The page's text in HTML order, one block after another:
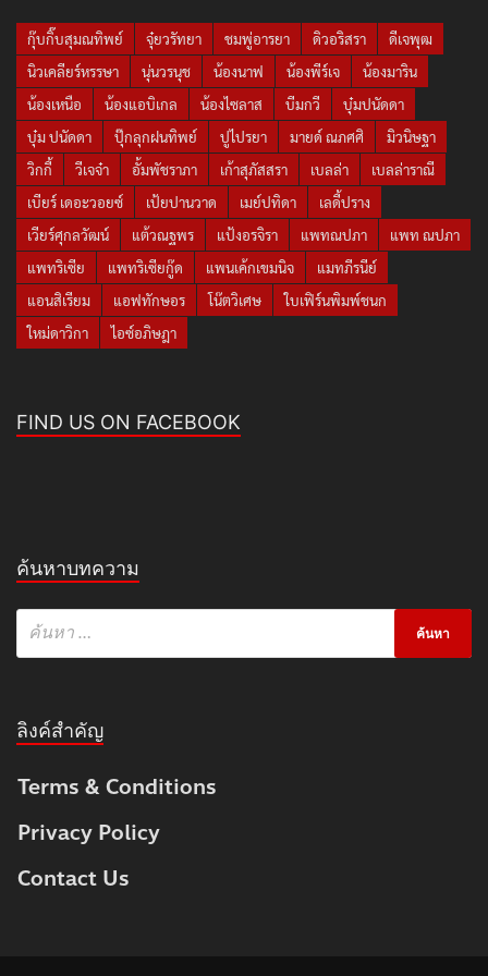
กุ๊บกิ๊บสุมณทิพย์ จุ๋ยวรัทยา ชมพู่อารยา ดิวอริสรา
ดีเจพุฒ
นิวเคลียร์หรรษา
นุ่นวรนุช น้องนาฟ น้องพีร์เจ
น้องมาริน
น้องเหนือ
น้องแอบิเกล น้องไซลาส บีมกวี
บุ๋มปนัดดา
บุ๋ม ปนัดดา
ปุ๊กลุกฝนทิพย์ ปูไปรยา มายด์ ณภศศิ
มิวนิษฐา
วิกกี้
วีเจจ๋า อั้มพัชราภา เก้าสุภัสสรา เบลล่า
เบลล่าราณี
เบียร์ เดอะวอยซ์
เป้ยปานวาด เมย์ปทิดา
เลดี้ปราง
เวียร์ศุกลวัฒน์
แต้วณฐพร แป้งอรจิรา แพทณปภา
แพท ณปภา
แพทริเซีย
แพทริเซียกู๊ด แพนเค้กเขมนิจ
แมทภีรนีย์
แอนสิเรียม
แอฟทักษอร โน๊ตวิเศษ
ใบเฟิร์นพิมพ์ชนก
ใหม่ดาวิกา
ไอซ์อภิษฎา
FIND US ON FACEBOOK
ค้นหาบทความ
ลิงค์สำคัญ
Terms & Conditions
Privacy Policy
Contact Us